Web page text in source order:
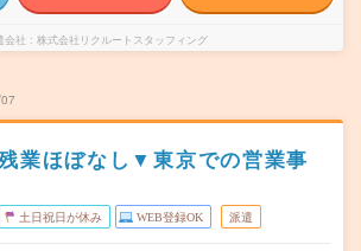
会社 株式会社リクルートスタッフィング
残業ほぼなし▼東京での営業事
土日祝日が休み WEB登録OK 派遣